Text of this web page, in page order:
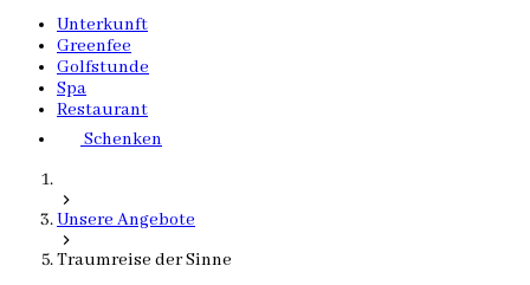
Unterkunft
Greenfee
Golfstunde
Spa
Restaurant
Schenken
Unsere Angebote
Traumreise der Sinne